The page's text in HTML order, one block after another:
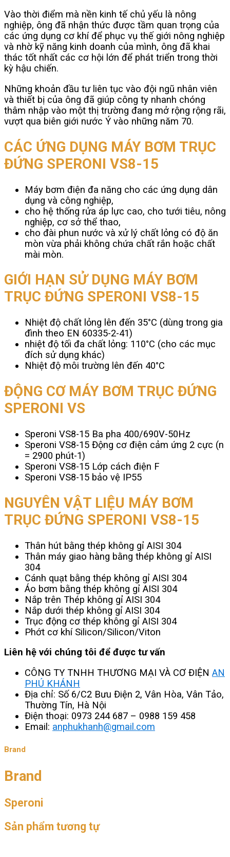
Vào thời điểm mà nền kinh tế chủ yếu là nông
nghiệp, ông đã nhận thức được tầm quan trọng của
các ứng dụng cơ khí để phục vụ thế giới nông nghiệp
và nhờ kỹ năng kinh doanh của mình, ông đã khai
thác tốt nhất các cơ hội lớn để phát triển trong thời
kỳ hậu chiến.
Những khoản đầu tư liên tục vào đội ngũ nhân viên
và thiết bị của ông đã giúp công ty nhanh chóng
thâm nhập vào một thị trường đang mở rộng rộng rãi,
vượt qua biên giới nước Ý vào những năm 70.
CÁC ỨNG DỤNG MÁY BƠM TRỤC
ĐỨNG SPERONI VS8-15
Máy bơm điện đa năng cho các ứng dụng dân
dụng và công nghiệp,
cho hệ thống rửa áp lực cao, cho tưới tiêu, nông
nghiệp, cơ sở thể thao,
cho đài phun nước và xử lý chất lỏng có độ ăn
mòn vừa phải không chứa chất rắn hoặc chất
mài mòn.
GIỚI HẠN SỬ DỤNG MÁY BƠM
TRỤC ĐỨNG SPERONI VS8-15
Nhiệt độ chất lỏng lên đến 35°C (dùng trong gia
đình theo EN 60335-2-41)
nhiệt độ tối đa chất lỏng: 110°C (cho các mục
đích sử dụng khác)
Nhiệt độ môi trường lên đến 40°C
ĐỘNG CƠ MÁY BƠM TRỤC ĐỨNG
SPERONI VS
Speroni VS8-15 Ba pha 400/690V-50Hz
Speroni VS8-15 Động cơ điện cảm ứng 2 cực (n
= 2900 phút-1)
Speroni VS8-15 Lớp cách điện F
Speroni VS8-15 bảo vệ IP55
NGUYÊN VẬT LIỆU MÁY BƠM
TRỤC ĐỨNG SPERONI VS8-15
Thân hút bằng thép không gỉ AISI 304
Thân máy giao hàng bằng thép không gỉ AISI
304
Cánh quạt bằng thép không gỉ AISI 304
Áo bơm bằng thép không gỉ AISI 304
Nắp trên Thép không gỉ AISI 304
Nắp dưới thép không gỉ AISI 304
Trục động cơ thép không gỉ AISI 304
Phớt cơ khí Silicon/Silicon/Viton
Liên hệ với chúng tôi để được tư vấn
CÔNG TY TNHH THƯƠNG MẠI VÀ CƠ ĐIỆN AN
PHÚ KHÁNH
Địa chỉ: Số 6/C2 Bưu Điện 2, Vân Hòa, Vân Tảo,
Thường Tín, Hà Nội
Điện thoại: 0973 244 687 – 0988 159 458
Email: anphukhanh@gmail.com
Brand
Brand
Speroni
Sản phẩm tương tự